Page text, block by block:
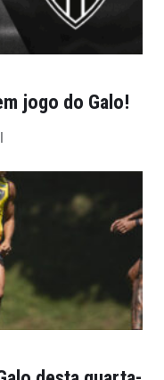
jogo do Galo!